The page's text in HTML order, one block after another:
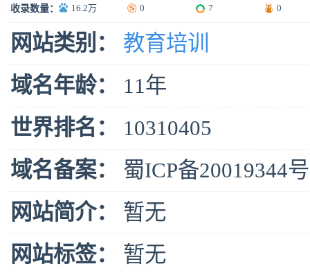
收录数量： 16.2万 0 7 0
网站类别：
教育培训
域名年龄：
11年
世界排名：
10310405
域名备案：
蜀ICP备20019344
网站简介：
暂无
网站标签：
暂无